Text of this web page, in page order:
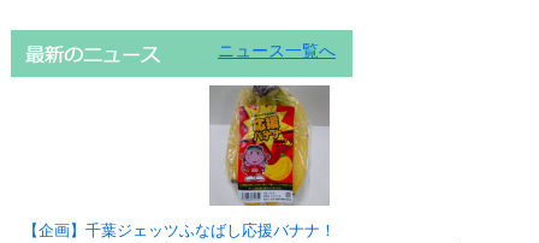
ニュース一覧へ
【企画】千葉ジェッツふなばし応援バナナ！